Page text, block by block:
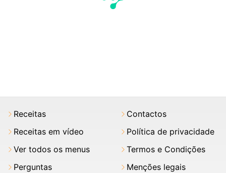
Receitas
Receitas em vídeo
Ver todos os menus
Perguntas
Contactos
Política de privacidade
Termos e Condições
Menções legais